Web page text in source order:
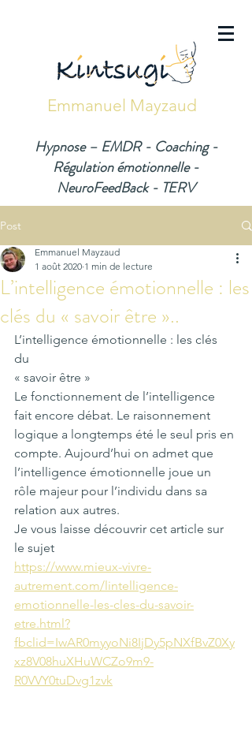
Emmanuel Mayzaud
Hypnose – EMDR - Coaching -
Régulation émotionnelle -
NeuroFeedBack - TERV
Post
L’intelligence émotionnelle : les
clés du « savoir être »..
Emmanuel Mayzaud
1 août 2020 1 min de lecture
L’intelligence émotionnelle : les clés
du
« savoir être »
Le fonctionnement de l’intelligence
fait encore débat. Le raisonnement
logique a longtemps été le seul pris en
compte. Aujourd’hui on admet que
l’intelligence émotionnelle joue un
rôle majeur pour l’individu dans sa
relation aux autres.
Je vous laisse découvrir cet article sur
le sujet
https://www.mieux-vivre-
autrement.com/lintelligence-
emotionnelle-les-cles-du-savoir-
etre.html?
fbclid=IwAR0myyoNi8IjDy5pNXfBvZ0Xy
xz8V08huXHuWCZo9m9-
R0VVY0tuDvg1zvk